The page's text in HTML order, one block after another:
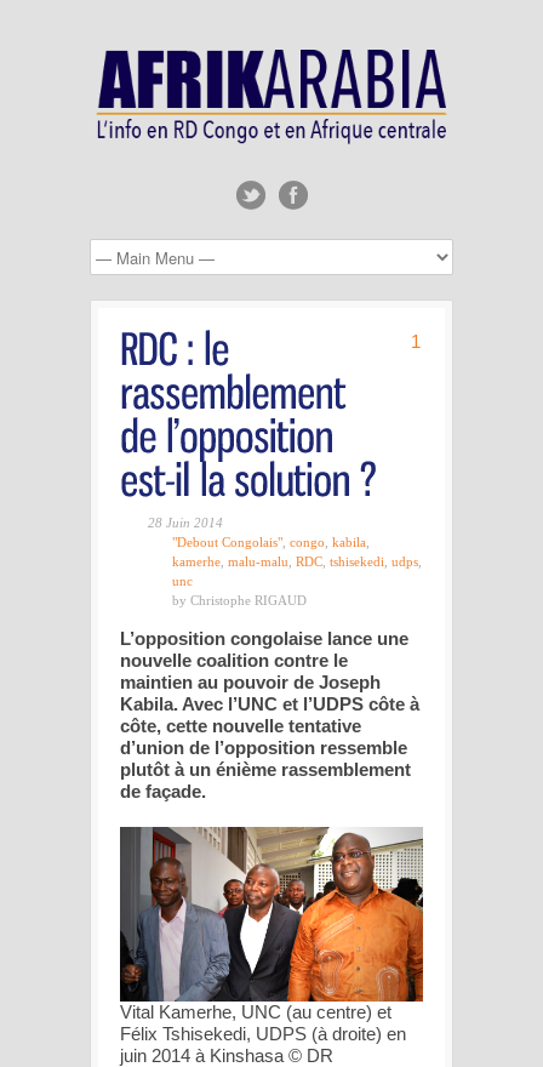
1
28 Juin 2014
"Debout Congolais" congo kabila
kamerhe malu-malu RDC tshisekedi udps
unc
by Christophe RIGAUD
L’opposition congolaise lance une
nouvelle coalition contre le
maintien au pouvoir de Joseph
Kabila. Avec l’UNC et l’UDPS côte à
côte, cette nouvelle tentative
d’union de l’opposition ressemble
plutôt à un énième rassemblement
de façade.
Vital Kamerhe, UNC (au centre) et
Félix Tshisekedi, UDPS (à droite) en
juin 2014 à Kinshasa © DR